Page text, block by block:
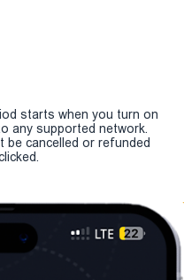
starts when you turn on
any supported network.
be cancelled or refunded